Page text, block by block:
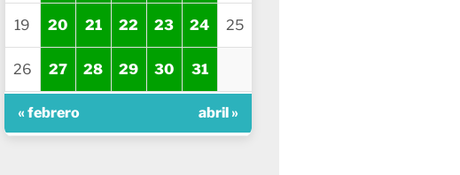
19 20 21 22 23 24 25
26 27 28 29 30 31
« febrero abril »